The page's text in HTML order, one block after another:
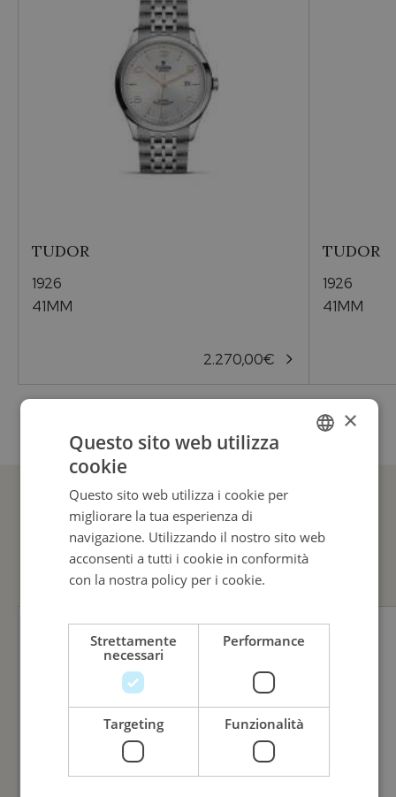
Per lei
Compleanno
Cinturini
Si
TUDOR
1926
41MM
2.270,00€
TUDOR
1926
41MM
GUARDA ANCHE
×
Questo sito web utilizza
cookie
Questo sito web utilizza i cookie per
migliorare la tua esperienza di
navigazione. Utilizzando il nostro sito web
acconsenti a tutti i cookie in conformità
con la nostra policy per i cookie.
Strettamente
necessari
Performance
Targeting Funzionalità